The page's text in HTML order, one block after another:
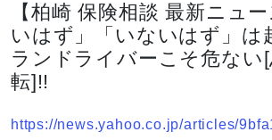
【柏崎 保険相談 最新ニュ
いはず」「いないはず」は
ランドライバーこそ危ない
転]!!
https://news.yahoo.co.jp/articles/